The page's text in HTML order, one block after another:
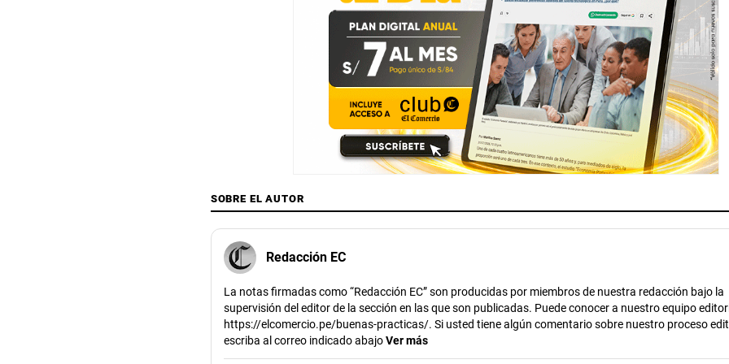
SOBRE EL AUTOR
Redacción EC
La notas firmadas como “Redacción EC” son producidas por miembros de nuestra redacción bajo la
supervisión del editor de la sección en las que son publicadas. Puede conocer a nuestro equipo
https://elcomercio.pe/buenas-practicas/. Si usted tiene algún comentario sobre nuestro proceso
escriba al correo indicado abajoVer más